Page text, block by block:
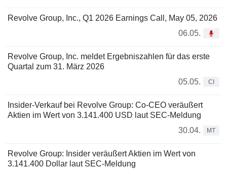
Revolve Group, Inc., Q1 2026 Earnings Call, May 05, 2026
06.05.
Revolve Group, Inc. meldet Ergebniszahlen für das erste
Quartal zum 31. März 2026
05.05.
CI
Insider-Verkauf bei Revolve Group: Co-CEO veräußert
Aktien im Wert von 3.141.400 USD laut SEC-Meldung
30.04.
MT
Revolve Group: Insider veräußert Aktien im Wert von
3.141.400 Dollar laut SEC-Meldung